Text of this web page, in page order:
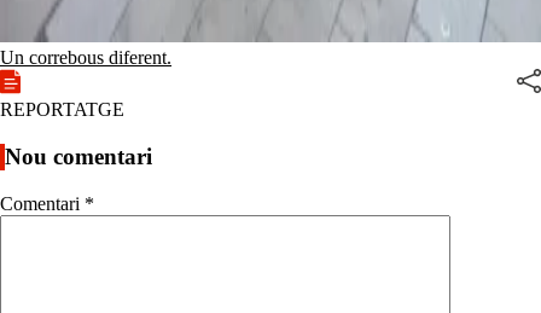
Un correbous diferent.
REPORTATGE
Nou comentari
Comentari *